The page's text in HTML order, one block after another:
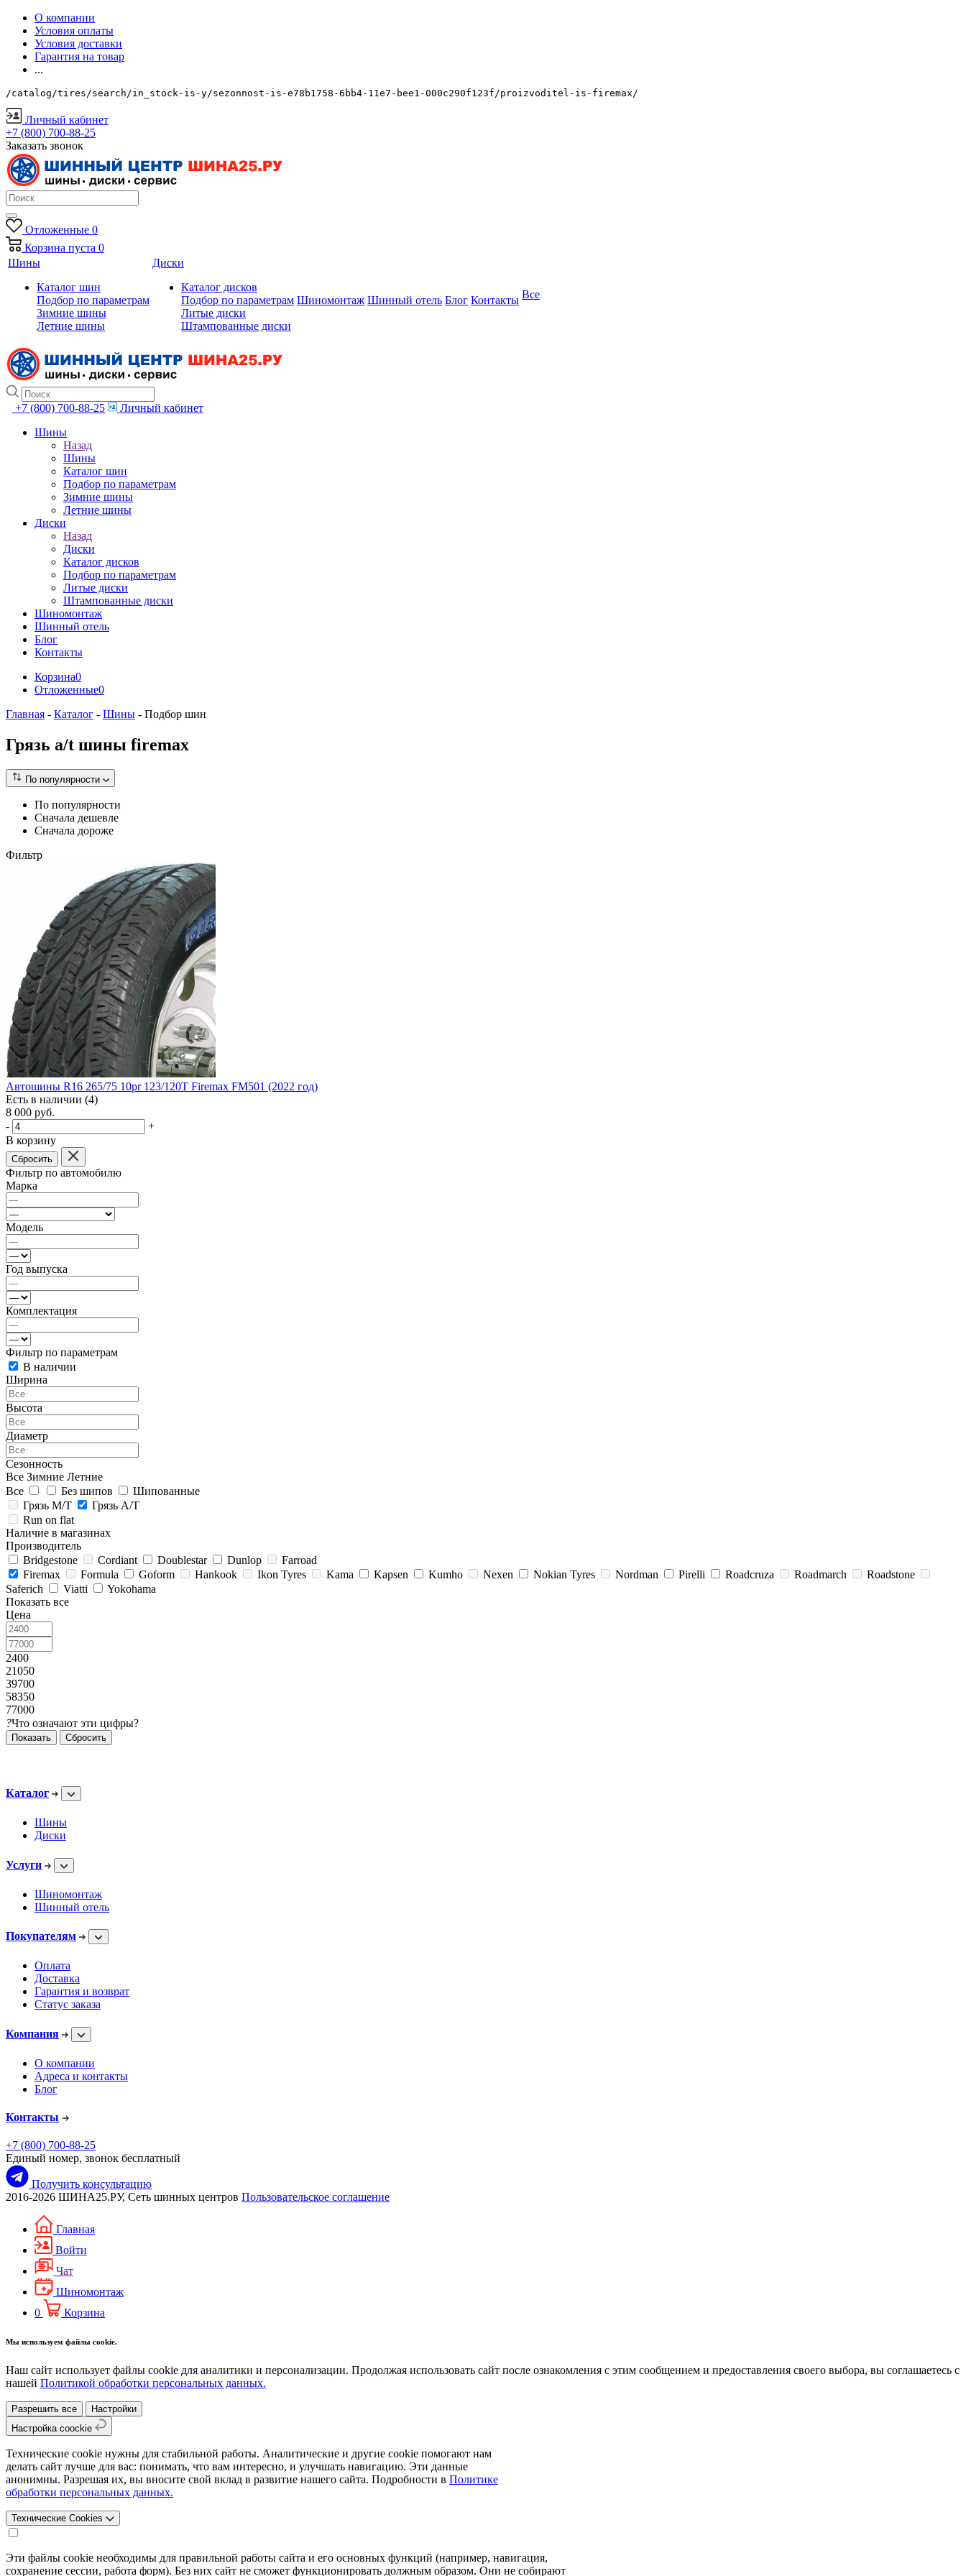
О компании
Условия оплаты
Условия доставки
Гарантия на товар
...
/catalog/tires/search/in_stock-is-y/sezonnost-is-e78b1758-6bb4-11e7-bee1-000c290f123f/proizvoditel-is-firemax/
Личный кабинет
+7 (800) 700-88-25
Заказать звонок
Отложенные 0
Корзина пуста 0
Шины
Каталог шин
Подбор по параметрам
Зимние шины
Летние шины
Диски
Каталог дисков
Подбор по параметрам
Литые диски
Штампованные диски
Шиномонтаж Шинный отель Блог Контакты Все
+7 (800) 700-88-25
Личный кабинет
Шины
Назад
Шины
Каталог шин
Подбор по параметрам
Зимние шины
Летние шины
Диски
Назад
Диски
Каталог дисков
Подбор по параметрам
Литые диски
Штампованные диски
Шиномонтаж
Шинный отель
Блог
Контакты
Корзина0
Отложенные0
Главная - Каталог - Шины - Подбор шин
Грязь a/t шины firemax
По популярности
По популярности
Сначала дешевле
Сначала дороже
Фильтр
Автошины R16 265/75 10pr 123/120T Firemax FM501 (2022 год)
Есть в наличии (4)
8 000 руб.
-
+
В корзину
Сбросить
Фильтр по автомобилю
Марка
Модель
Год выпуска
Комплектация
Фильтр по параметрам
В наличии
Ширина
Высота
Диаметр
Сезонность
Все Зимние Летние
Все
Без шипов
Шипованные
Грязь M/T
Грязь A/T
Run on flat
Наличие в магазинах
Производитель
Bridgestone
Cordiant Doublestar Dunlop
Farroad
Firemax
Formula Goform Hankook Ikon Tyres Kama Kapsen Kumho Nexen Nokian Tyres Nordman Pirelli Roadcruza Roadmarch
Roadstone
Saferich
Viatti
Yokohama
Показать все
Цена
2400
21050
39700
58350
77000
?Что означают эти цифры?
Сбросить
Каталог
Шины
Диски
Услуги
Шиномонтаж
Шинный отель
Покупателям
Оплата
Доставка
Гарантия и возврат
Статус заказа
Компания
О компании
Адреса и контакты
Блог
Контакты
+7 (800) 700-88-25
Единый номер, звонок бесплатный
Получить консультацию
2016-2026 ШИНА25.РУ, Сеть шинных центров Пользовательское соглашение
Главная
Войти
Чат
Шиномонтаж
0
Корзина
Мы используем файлы cookie.
Наш сайт использует файлы cookie для аналитики и персонализации. Продолжая использовать сайт после ознакомления с этим сообщением и предоставления своего выбора, вы соглашаетесь с
нашей Политикой обработки персональных данных.
Разрешить все
Настройки
Настройка coockie
Технические cookie нужны для стабильной работы. Аналитические и другие cookie помогают нам
делать сайт лучше для вас: понимать, что вам интересно, и улучшать навигацию. Эти данные
анонимны. Разрешая их, вы вносите свой вклад в развитие нашего сайта. Подробности в Политике
обработки персональных данных.
Технические Cookies
Эти файлы cookie необходимы для правильной работы сайта и его основных функций (например, навигация,
сохранение сессии, работа форм). Без них сайт не сможет функционировать должным образом. Они не собирают